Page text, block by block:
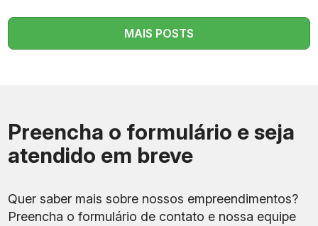
MAIS POSTS
Preencha o formulário e seja
atendido em breve
Quer saber mais sobre nossos empreendimentos?
Preencha o formulário de contato e nossa equipe